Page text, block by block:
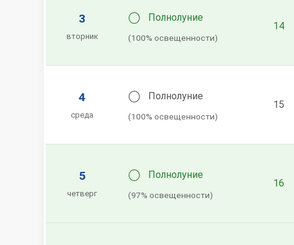
3
вторник
🌕 Полнолуние
(100% освещенности)
14
4
среда
🌕 Полнолуние
(100% освещенности)
15
5
четверг
🌕 Полнолуние
(97% освещенности)
16